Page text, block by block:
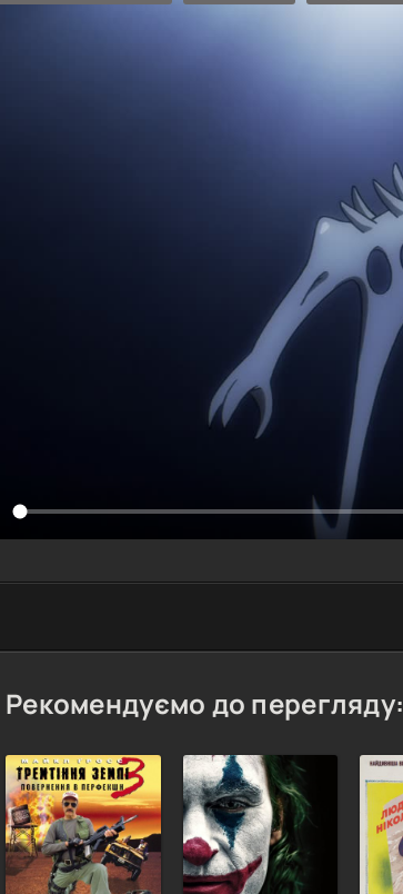
Рекомендуємо до перегляду: